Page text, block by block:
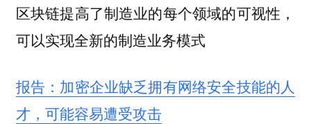
区块链提高了制造业的每个领域的可视性，
可以实现全新的制造业务模式
报告：加密企业缺乏拥有网络安全技能的人
才，可能容易遭受攻击